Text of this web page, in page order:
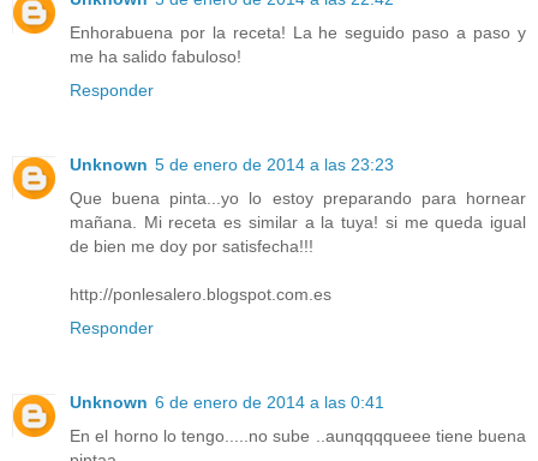
Enhorabuena por la receta! La he seguido paso a paso y
me ha salido fabuloso!
Responder
Unknown 5 de enero de 2014 a las 23:23
Que buena pinta...yo lo estoy preparando para hornear
mañana. Mi receta es similar a la tuya! si me queda igual
de bien me doy por satisfecha!!!
http://ponlesalero.blogspot.com.es
Responder
Unknown 6 de enero de 2014 a las 0:41
En el horno lo tengo.....no sube ..aunqqqqueee tiene buena